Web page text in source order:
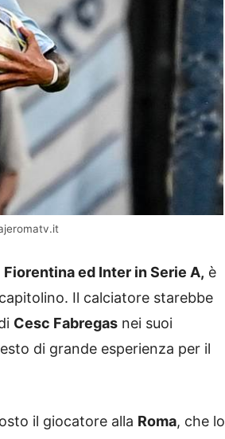
Fiorentina ed Inter in Serie A, è
Il calciatore starebbe
Cesc Fabregas nei suoi
di grande esperienza per il
il giocatore alla Roma, che lo